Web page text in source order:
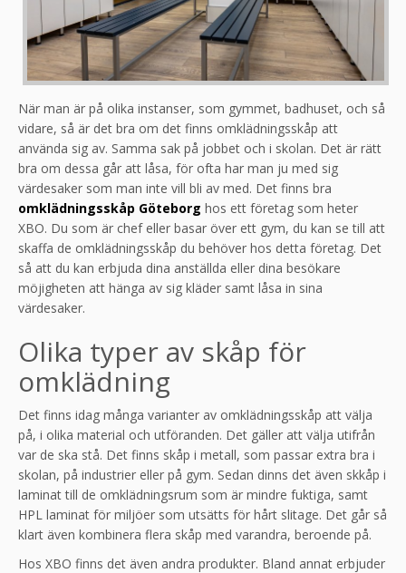
När man är på olika instanser, som gymmet, badhuset, och så
vidare, så är det bra om det finns omklädningsskåp att
använda sig av. Samma sak på jobbet och i skolan. Det är rätt
bra om dessa går att låsa, för ofta har man ju med sig
värdesaker som man inte vill bli av med. Det finns bra
omklädningsskåp Göteborg hos ett företag som heter
XBO. Du som är chef eller basar över ett gym, du kan se till att
skaffa de omklädningsskåp du behöver hos detta företag. Det
så att du kan erbjuda dina anställda eller dina besökare
möjigheten att hänga av sig kläder samt låsa in sina
värdesaker.
Olika typer av skåp för
omklädning
Det finns idag många varianter av omklädningsskåp att välja
på, i olika material och utföranden. Det gäller att välja utifrån
var de ska stå. Det finns skåp i metall, som passar extra bra i
skolan, på industrier eller på gym. Sedan dinns det även skkåp i
laminat till de omklädningsrum som är mindre fuktiga, samt
HPL laminat för miljöer som utsätts för hårt slitage. Det går så
klart även kombinera flera skåp med varandra, beroende på.
Hos XBO finns det även andra produkter. Bland annat erbjuder